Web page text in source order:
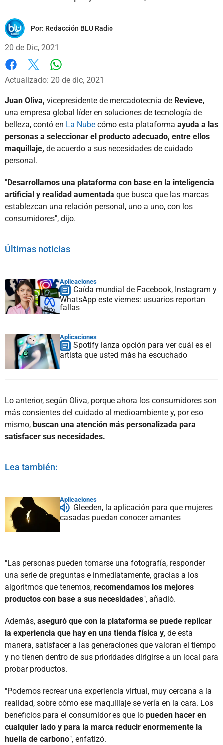
Por: Redacción BLU Radio
20 de Dic, 2021
Facebook
X
Actualizado: 20 de dic, 2021
Juan Oliva, vicepresidente de mercadotecnia de Revieve,
una empresa global líder en soluciones de tecnología de
belleza, contó en La Nube cómo esta plataforma ayuda a las
personas a seleccionar el producto adecuado, entre ellos
maquillaje, de acuerdo a sus necesidades de cuidado
personal.
"Desarrollamos una plataforma con base en la inteligencia
artificial y realidad aumentada que busca que las marcas
establezcan una relación personal, uno a uno, con los
consumidores", dijo.
Últimas noticias
Aplicaciones
Caída mundial de Facebook, Instagram y
WhatsApp este viernes: usuarios reportan
fallas
Aplicaciones
Spotify lanza opción para ver cuál es el
artista que usted más ha escuchado
Lo anterior, según Oliva, porque ahora los consumidores son
más consientes del cuidado al medioambiente y, por eso
mismo, buscan una atención más personalizada para
satisfacer sus necesidades.
Lea también:
Aplicaciones
Gleeden, la aplicación para que mujeres
casadas puedan conocer amantes
"Las personas pueden tomarse una fotografía, responder
una serie de preguntas e inmediatamente, gracias a los
algoritmos que tenemos, recomendamos los mejores
productos con base a sus necesidades", añadió.
Además, aseguró que con la plataforma se puede replicar
la experiencia que hay en una tienda física y, de esta
manera, satisfacer a las generaciones que valoran el tiempo
y no tienen dentro de sus prioridades dirigirse a un local para
probar productos.
"Podemos recrear una experiencia virtual, muy cercana a la
realidad, sobre cómo ese maquillaje se vería en la cara. Los
beneficios para el consumidor es que lo pueden hacer en
cualquier lado y para la marca reducir enormemente la
huella de carbono", enfatizó.